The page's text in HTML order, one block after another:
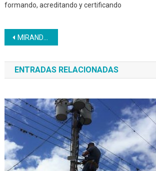
formando, acreditando y certificando
Navegación
de
entradas
MIRANDA | Fueron certificados 78 emprendedores
ENTRADAS RELACIONADAS